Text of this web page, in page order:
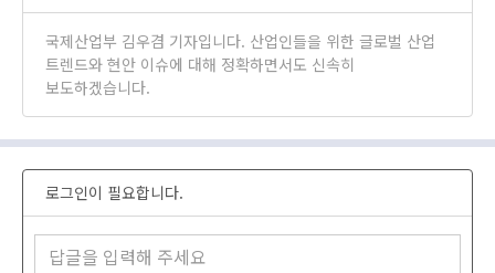
국제산업부 김우겸 기자입니다. 산업인들을 위한 글로벌 산업
트렌드와 현안 이슈에 대해 정확하면서도 신속히
보도하겠습니다.
로그인이 필요합니다.